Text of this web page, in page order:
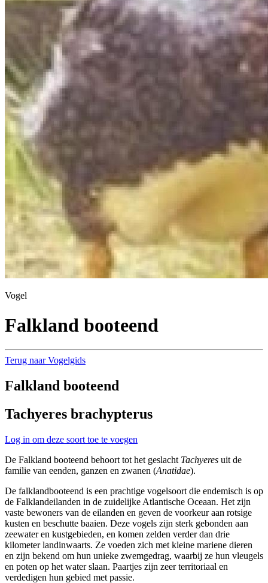
Vogel
Falkland booteend
Terug naar Vogelgids
Falkland booteend
Tachyeres brachypterus
Log in om deze soort toe te voegen
De Falkland booteend behoort tot het geslacht Tachyeres uit de
familie van eenden, ganzen en zwanen (Anatidae).
De falklandbooteend is een prachtige vogelsoort die endemisch is op
de Falklandeilanden in de zuidelijke Atlantische Oceaan. Het zijn
vaste bewoners van de eilanden en geven de voorkeur aan rotsige
kusten en beschutte baaien. Deze vogels zijn sterk gebonden aan
zeewater en kustgebieden, en komen zelden verder dan drie
kilometer landinwaarts. Ze voeden zich met kleine mariene dieren
en zijn bekend om hun unieke zwemgedrag, waarbij ze hun vleugels
en poten op het water slaan. Paartjes zijn zeer territoriaal en
verdedigen hun gebied met passie.